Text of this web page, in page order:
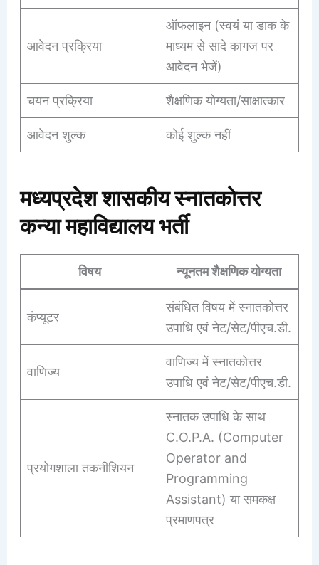
आवेदन प्रक्रिया
ऑफलाइन (स्वयं या डाक के
माध्यम से सादे कागज पर
आवेदन भेजें)
चयन प्रक्रिया शैक्षणिक योग्यता/साक्षात्कार
आवेदन शुल्क कोई शुल्क नहीं
मध्यप्रदेश शासकीय स्नातकोत्तर
कन्या महाविद्यालय भर्ती
विषय न्यूनतम शैक्षणिक योग्यता
कंप्यूटर
संबंधित विषय में स्नातकोत्तर
उपाधि एवं नेट/सेट/पीएच.डी.
वाणिज्य
वाणिज्य में स्नातकोत्तर
उपाधि एवं नेट/सेट/पीएच.डी.
प्रयोगशाला तकनीशियन
स्नातक उपाधि के साथ
C.O.P.A. (Computer
Operator and
Programming
Assistant) या समकक्ष
प्रमाणपत्र